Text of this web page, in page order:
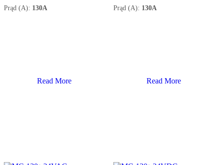
Prąd (A): 130A
Read More
Prąd (A): 130A
Read More